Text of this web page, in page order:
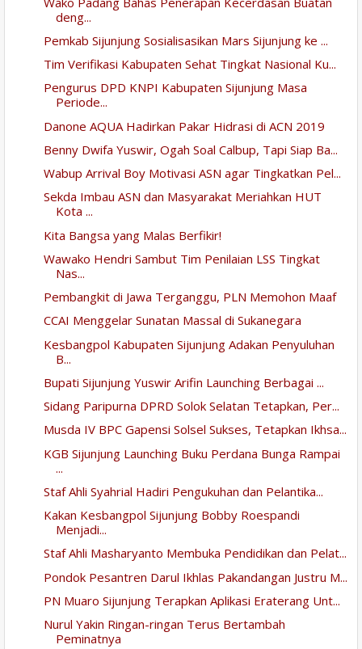
deng...
Pemkab Sijunjung Sosialisasikan Mars Sijunjung ke ...
Tim Verifikasi Kabupaten Sehat Tingkat Nasional Ku...
Pengurus DPD KNPI Kabupaten Sijunjung Masa
Periode...
Danone AQUA Hadirkan Pakar Hidrasi di ACN 2019
Benny Dwifa Yuswir, Ogah Soal Calbup, Tapi Siap Ba...
Wabup Arrival Boy Motivasi ASN agar Tingkatkan Pel...
Sekda Imbau ASN dan Masyarakat Meriahkan HUT
Kota ...
Kita Bangsa yang Malas Berfikir!
Wawako Hendri Sambut Tim Penilaian LSS Tingkat
Nas...
Pembangkit di Jawa Terganggu, PLN Memohon Maaf
CCAI Menggelar Sunatan Massal di Sukanegara
Kesbangpol Kabupaten Sijunjung Adakan Penyuluhan
B...
Bupati Sijunjung Yuswir Arifin Launching Berbagai ...
Sidang Paripurna DPRD Solok Selatan Tetapkan, Per...
Musda IV BPC Gapensi Solsel Sukses, Tetapkan Ikhsa...
KGB Sijunjung Launching Buku Perdana Bunga Rampai
...
Staf Ahli Syahrial Hadiri Pengukuhan dan Pelantika...
Kakan Kesbangpol Sijunjung Bobby Roespandi
Menjadi...
Staf Ahli Masharyanto Membuka Pendidikan dan Pelat...
Pondok Pesantren Darul Ikhlas Pakandangan Justru M...
PN Muaro Sijunjung Terapkan Aplikasi Eraterang Unt...
Nurul Yakin Ringan-ringan Terus Bertambah
Peminatnya